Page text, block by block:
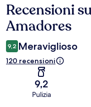
Recensioni
Recensioni
Amadores
9,2 Meraviglioso
120 recensioni
9,2
Pulizia